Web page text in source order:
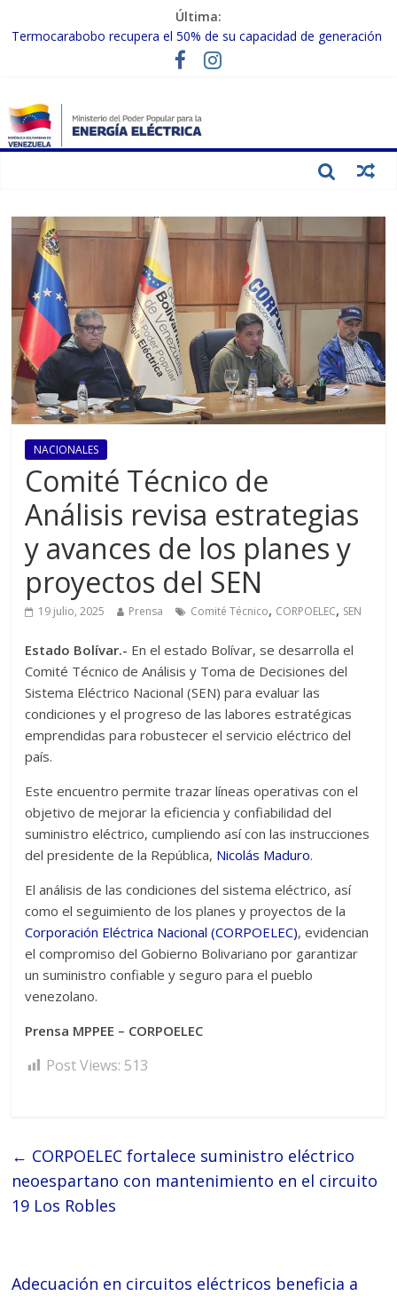
Última:
Termocarabobo recupera el 50% de su capacidad de generación
MPPEE avanza en la recuperación de infraestructuras eléctricas
Gobierno Nacional coordina acciones con el sector privado para
fortalecer el SEN ante el «Súper Niño»
Inspeccionan trabajos de rehabilitación en instalaciones del SEN
NACIONALES
Comité Técnico de
Análisis revisa estrategias
y avances de los planes y
proyectos del SEN
19 julio, 2025 Prensa Comité Técnico, CORPOELEC, SEN
Estado Bolívar.- En el estado Bolívar, se desarrolla el
Comité Técnico de Análisis y Toma de Decisiones del
Sistema Eléctrico Nacional (SEN) para evaluar las
condiciones y el progreso de las labores estratégicas
emprendidas para robustecer el servicio eléctrico del
país.
Este encuentro permite trazar líneas operativas con el
objetivo de mejorar la eficiencia y confiabilidad del
suministro eléctrico, cumpliendo así con las instrucciones
del presidente de la República, Nicolás Maduro.
El análisis de las condiciones del sistema eléctrico, así
como el seguimiento de los planes y proyectos de la
Corporación Eléctrica Nacional (CORPOELEC), evidencian
el compromiso del Gobierno Bolivariano por garantizar
un suministro confiable y seguro para el pueblo
venezolano.
Prensa MPPEE – CORPOELEC
Post Views: 513
← CORPOELEC fortalece suministro eléctrico
neoespartano con mantenimiento en el circuito
19 Los Robles
Adecuación en circuitos eléctricos beneficia a